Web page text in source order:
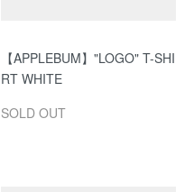
【APPLEBUM】"LOGO" T-SHI
RT WHITE
SOLD OUT